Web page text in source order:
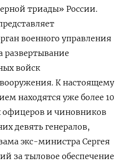
триады» России.
военного управления
развертывание
войск
К настоящему
находятся уже более 10
офицеров и чиновников
девять генералов,
экс-министра Сергея
за тыловое обеспечение